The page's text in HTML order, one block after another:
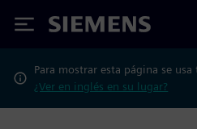
Siemens
Para mostrar esta página se
¿Ver en inglés en su lugar?